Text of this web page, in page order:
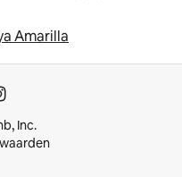
Amarilla
Inc.